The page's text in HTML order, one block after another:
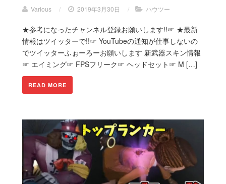
Various / 2019年3月30日 / ハウツー
★参考になったチャンネル登録お願いします!!☞ ★最新
情報はツイッターで!!☞ YouTubeの通知が仕事しないの
でツイッターふぉーろーお願いします 新武器スキン情報
☞ エイミング☞ FPSフリーク☞ ヘッドセット☞ M […]
READ MORE